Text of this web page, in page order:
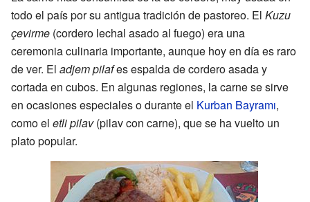
todo el país por su antigua tradición de pastoreo. El Kuzu
çevirme (cordero lechal asado al fuego) era una
ceremonia culinaria importante, aunque hoy en día es raro
de ver. El adjem pilafes espalda de cordero asada y
cortada en cubos. En algunas regiones, la carne se sirve
en ocasiones especiales o durante el Kurban Bayramı,
como el etli pilav(pilav con carne), que se ha vuelto un
plato popular.